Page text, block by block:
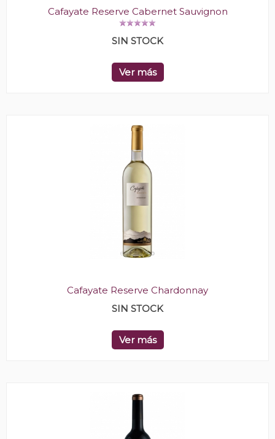
Cafayate Reserve Cabernet Sauvignon
SIN STOCK
Ver más
Cafayate Reserve Chardonnay
SIN STOCK
Ver más